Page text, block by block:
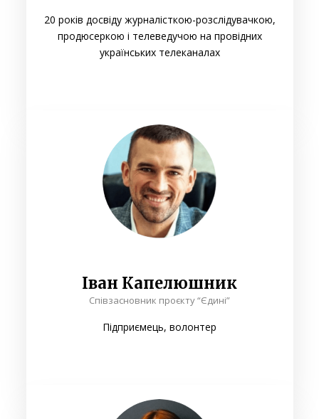
20 років досвіду журналісткою-розслідувачкою,
продюсеркою і телеведучою на провідних
українських телеканалах
Іван Капелюшник
Співзасновник проєкту “Єдині”
Підприємець, волонтер